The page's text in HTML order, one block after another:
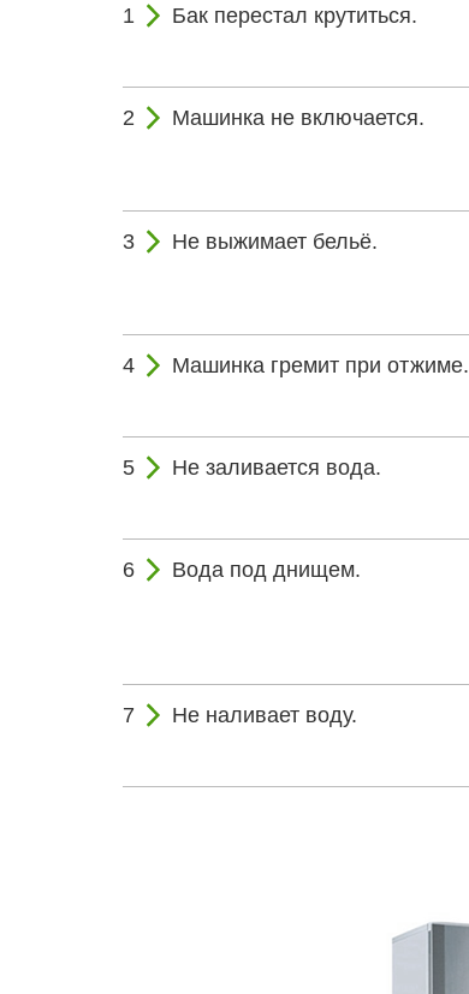
Бак перестал крутиться.
Машинка не включается.
Не выжимает бельё.
Машинка гремит при отжиме.
Не заливается вода.
Вода под днищем.
Не наливает воду.